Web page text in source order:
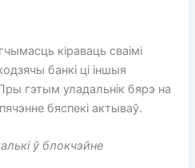
кіраваць сваімі
банкі ці іншыя
гэтым уладальнік бярэ на
бяспекі актываў.
ў блокчэйне